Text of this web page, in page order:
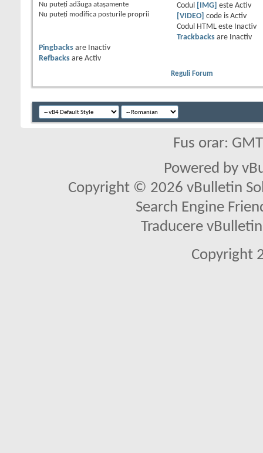
Nu puteţi adăuga ataşamente
Nu puteţi modifica posturile proprii
Codul
[IMG] este Activ
[VIDEO]
code is Activ
Codul HTML este
Inactiv
Trackbacksare
Inactiv
Pingbacks are
Inactiv
Refbacks are Activ
Reguli Forum
Fus orar:
Powered by
Copyright © 2026 vBulletin
Search Engine
Traducere
Copyright